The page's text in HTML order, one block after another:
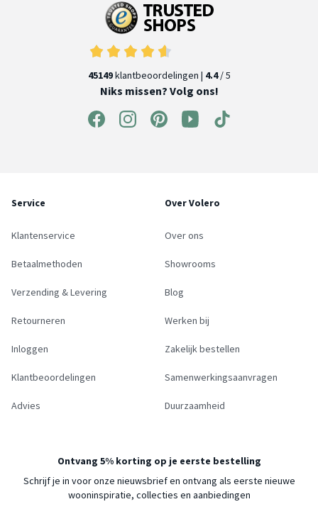
45149klantbeoordelingen | 4.4/ 5
Niks missen? Volg ons!
Service
Klantenservice
Betaalmethoden
Verzending & Levering
Retourneren
Inloggen
Klantbeoordelingen
Advies
Over Volero
Over ons
Showrooms
Blog
Werken bij
Zakelijk bestellen
Samenwerkingsaanvragen
Duurzaamheid
Ontvang 5% korting op je eerste bestelling
Schrijf je in voor onze nieuwsbrief en ontvang als eerste nieuwe
wooninspiratie, collecties en aanbiedingen